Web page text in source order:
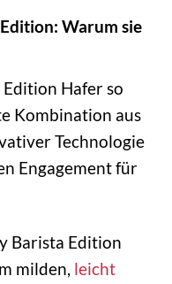
Warum sie
Hafer so
Kombination aus
Technologie
Engagement für
Barista Edition
milden, leicht